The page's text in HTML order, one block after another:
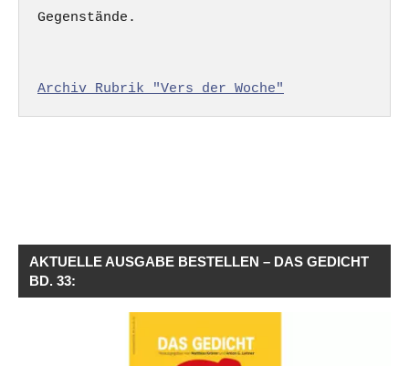
Gegenstände.
Archiv Rubrik "Vers der Woche"
AKTUELLE AUSGABE BESTELLEN – DAS GEDICHT
BD. 33: